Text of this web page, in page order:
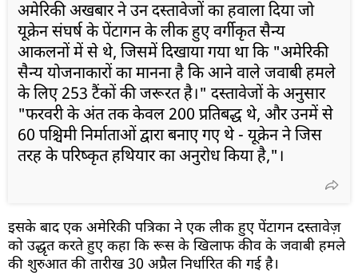
अमेरिकी अखबार ने उन दस्तावेजों का हवाला दिया जो
यूक्रेन संघर्ष के पेंटागन के लीक हुए वर्गीकृत सैन्य
आकलनों में से थे, जिसमें दिखाया गया था कि "अमेरिकी
सैन्य योजनाकारों का मानना है कि आने वाले जवाबी हमले
के लिए 253 टैंकों की जरूरत है।" दस्तावेजों के अनुसार
"फरवरी के अंत तक केवल 200 प्रतिबद्ध थे, और उनमें से
60 पश्चिमी निर्माताओं द्वारा बनाए गए थे - यूक्रेन ने जिस
तरह के परिष्कृत हथियार का अनुरोध किया है,"।
इसके बाद एक अमेरिकी पत्रिका ने एक लीक हुए पेंटागन दस्तावेज़
को उद्धृत करते हुए कहा कि रूस के खिलाफ कीव के जवाबी हमले
की शुरुआत की तारीख 30 अप्रैल निर्धारित की गई है।